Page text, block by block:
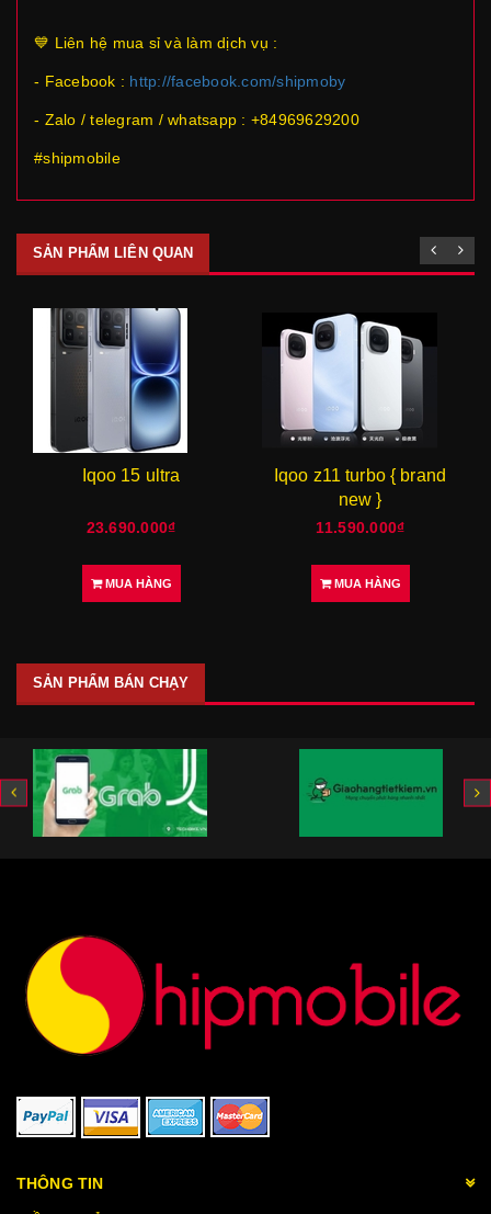
💙 Liên hệ mua sỉ và làm dịch vụ :
- Facebook : http://facebook.com/shipmoby
- Zalo / telegram / whatsapp : +84969629200
#shipmobile
SẢN PHẨM LIÊN QUAN
Iqoo 15 ultra
23.690.000₫
MUA HÀNG
Iqoo z11 turbo { brand
new }
11.590.000₫
MUA HÀNG
SẢN PHẨM BÁN CHẠY
THÔNG TIN